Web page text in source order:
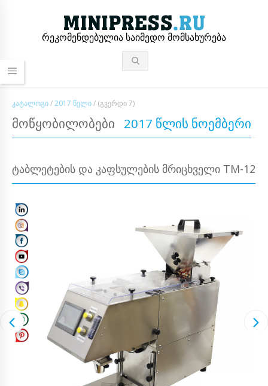
რეკომენდებულია საიმედო მომსახურება
ᲙᲐᲢᲐᲚᲝᲒᲘ/2017 ᲬᲔᲚᲘ/ (ᲒᲕᲔᲠᲓᲘ 7)
ᲛᲝᲬᲧᲝᲑᲘᲚᲝᲑᲔᲑᲘ 2017 ᲬᲚᲘᲡ ᲜᲝᲔᲛᲑᲔᲠᲘ
ᲢᲐᲑᲚᲔᲢᲔᲑᲘᲡ ᲓᲐ ᲙᲐᲤᲡᲣᲚᲔᲑᲘᲡ ᲛᲠᲘᲪᲮᲕᲔᲚᲘ TM-12